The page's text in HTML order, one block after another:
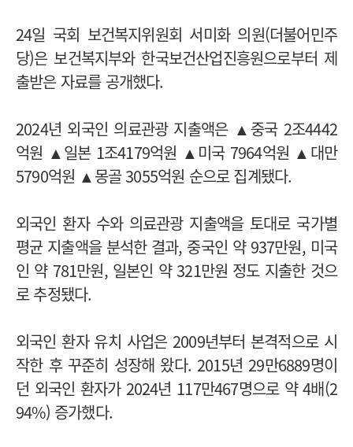
24일 국회 보건복지위원회 서미화 의원(더불어민주
당)은 보건복지부와 한국보건산업진흥원으로부터 제
출받은 자료를 공개했다.
2024년 외국인 의료관광 지출액은 ▲중국 2조4442
억원 ▲일본 1조4179억원 ▲미국 7964억원 ▲대만
5790억원 ▲몽골 3055억원 순으로 집계됐다.
외국인 환자 수와 의료관광 지출액을 토대로 국가별
평균 지출액을 분석한 결과, 중국인 약 937만원, 미국
인 약 781만원, 일본인 약 321만원 정도 지출한 것으
로 추정됐다.
외국인 환자 유치 사업은 2009년부터 본격적으로 시
작한 후 꾸준히 성장해 왔다. 2015년 29만6889명이
던 외국인 환자가 2024년 117만467명으로 약 4배(2
94%) 증가했다.